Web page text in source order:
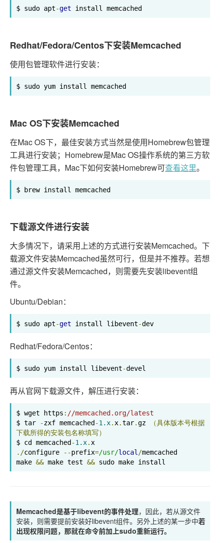
$ sudo apt-get install memcached
Redhat/Fedora/Centos下安装Memcached
使用包管理软件进行安装：
$ sudo yum install memcached
Mac OS下安装Memcached
在Mac OS下，最佳安装方式当然是使用Homebrew包管理
工具进行安装；Homebrew是Mac OS操作系统的第三方软
件包管理工具，Mac下如何安装Homebrew可查看这里。
$ brew install memcached
下载源文件进行安装
大多情况下，请采用上述的方式进行安装Memcached。下
载源文件安装Memcached虽然可行，但是并不推荐。若想
通过源文件安装Memcached，则需要先安装libevent组
件。
Ubuntu/Debian：
$ sudo apt-get install libevent-dev
Redhat/Fedora/Centos：
$ sudo yum install libevent-devel
再从官网下载源文件，解压进行安装：
$ wget https : //memcached.org/latest
$ tar
-zxf memcached-1.x. x.tar.gz
（具体版本号根据
下载所得的安装包名称填写）
$ cd memcached-1.x.
x
./configure --prefix=/usr/local /memcached
make && make test && sudo make install
Memcached是基于libevent的事件处理，因此，若从源文件
安装，则需要提前安装好libevent组件。另外上述的某一步中若
出现权限问题，那就在命令前加上sudo重新运行。